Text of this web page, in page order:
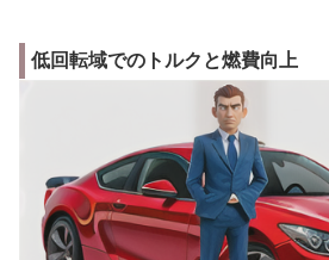
低回転域でのトルクと燃費向上